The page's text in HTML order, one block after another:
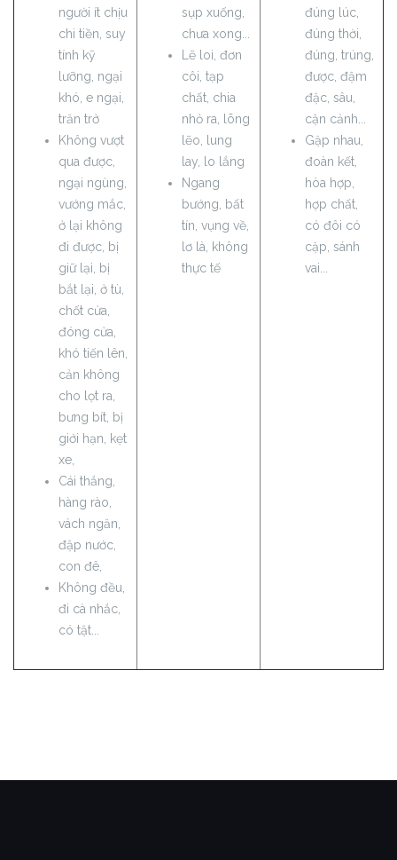
người ít chịu
chi tiền, suy
tính kỹ
lưỡng, ngại
khó, e ngại,
trăn trở
Không vượt
qua được,
ngại ngùng,
vướng mắc,
ở lại không
đi được, bị
giữ lại, bị
bắt lại, ở tù,
chốt cửa,
đóng cửa,
khó tiến lên,
cản không
cho lọt ra,
bưng bít, bị
giới hạn, kẹt
xe,
Cái thắng,
hàng rào,
vách ngăn,
đập nước,
con đê,
Không đều,
đi cà nhắc,
có tật...
sụp xuống,
chưa xong...
Lẽ loi, đơn
côi, tạp
chất, chia
nhỏ ra, lõng
lẽo, lung
lay, lo lắng
Ngang
bướng, bất
tín, vụng về,
lơ là, không
thực tế
đúng lúc,
đúng thời,
đúng, trúng,
được, đậm
đặc, sâu,
cận cảnh...
Gặp nhau,
đoàn kết,
hòa hợp,
hợp chất,
có đôi có
cặp, sánh
vai...